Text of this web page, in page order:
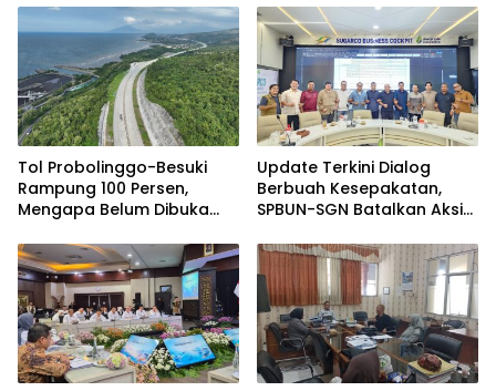
Tol Probolinggo-Besuki
Rampung 100 Persen,
Mengapa Belum Dibuka
Update Terkini Dialog
Berbuah Kesepakatan,
SPBUN-SGN Batalkan Aksi
Penuhi Sejumlah Aspirasi